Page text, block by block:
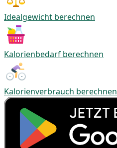
Idealgewicht berechnen
Kalorienbedarf berechnen
Kalorienverbrauch berechnen